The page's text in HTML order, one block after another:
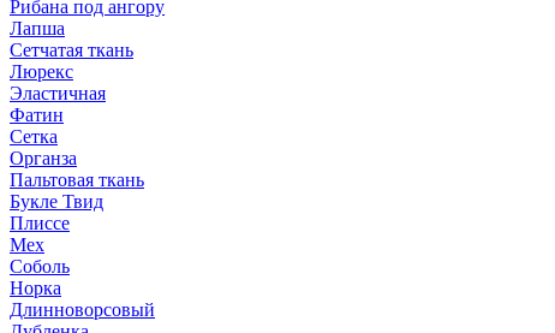
Рибана под ангору
Лапша
Сетчатая ткань
Люрекс
Эластичная
Фатин
Сетка
Органза
Пальтовая ткань
Букле Твид
Плиссе
Мех
Соболь
Норка
Длинноворсовый